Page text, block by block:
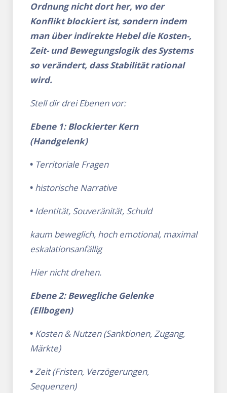
Ordnung nicht dort her, wo der
Konflikt blockiert ist, sondern indem
man über indirekte Hebel die Kosten-,
Zeit- und Bewegungslogik des Systems
so verändert, dass Stabilität rational
wird.
Stell dir drei Ebenen vor:
Ebene 1: Blockierter Kern
(Handgelenk)
• Territoriale Fragen
• historische Narrative
• Identität, Souveränität, Schuld
kaum beweglich, hoch emotional, maximal
eskalationsanfällig
Hier nicht drehen.
Ebene 2: Bewegliche Gelenke
(Ellbogen)
• Kosten & Nutzen (Sanktionen, Zugang,
Märkte)
•Zeit (Fristen, Verzögerungen,
Sequenzen)